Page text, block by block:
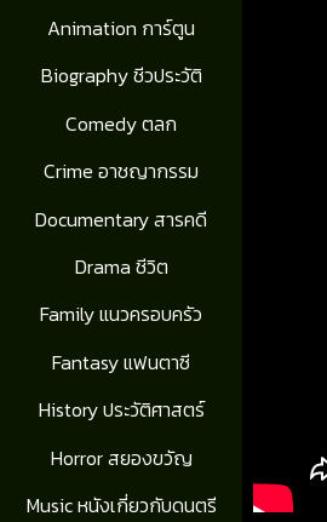
Animation การ์ตูน
Biography ชีวประวัติ
Comedy ตลก
Crime อาชญากรรม
Documentary สารคดี
Drama ชีวิต
Family แนวครอบครัว
Fantasy แฟนตาซี
History ประวัติศาสตร์
Horror สยองขวัญ
Music หนังเกี่ยวกับดนตรี